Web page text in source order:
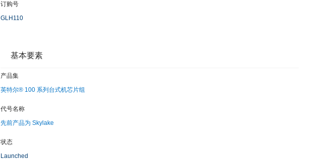
订购号
GLH110
基本要素
产品集
英特尔® 100 系列台式机芯片组
代号名称
先前产品为 Skylake
状态
Launched